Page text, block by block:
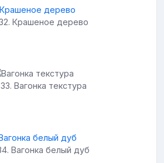
Крашеное дерево
Вагонка текстура
Вагонка белый дуб